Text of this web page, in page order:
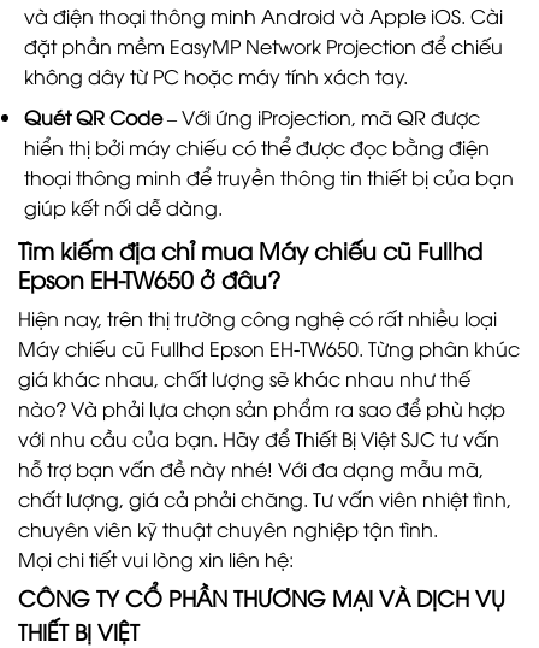
và điện thoại thông minh Android và Apple iOS. Cài
đặt phần mềm EasyMP Network Projection để chiếu
không dây từ PC hoặc máy tính xách tay.
Quét QR Code– Với ứng iProjection, mã QR được
hiển thị bởi máy chiếu có thể được đọc bằng điện
thoại thông minh để truyền thông tin thiết bị của bạn
giúp kết nối dễ dàng.
Tìm kiếm địa chỉ mua Máy chiếu cũ Fullhd
Epson EH-TW650ở đâu?
Hiện nay, trên thị trường công nghệ có rất nhiều loại
Máy chiếu cũ Fullhd Epson EH-TW650. Từng phân khúc
giá khác nhau, chất lượng sẽ khác nhau như thế
nào? Và phải lựa chọn sản phẩm ra sao để phù hợp
với nhu cầu của bạn. Hãy để Thiết Bị Việt SJC tư vấn
hỗ trợ bạn vấn đề này nhé! Với đa dạng mẫu mã,
chất lượng, giá cả phải chăng. Tư vấn viên nhiệt tình,
chuyên viên kỹ thuật chuyên nghiệp tận tình.
Mọi chi tiết vui lòng xin liên hệ:
CÔNG TY CỔ PHẦN THƯƠNG MẠI VÀ DỊCH VỤ
THIẾT BỊ VIỆT